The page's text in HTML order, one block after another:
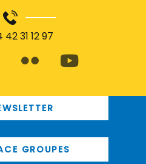
42 31 12 97
GROUPES